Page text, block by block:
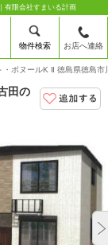
物件検索 お店へ連絡
有限会社すまいる計画
・ボヌールK Ⅱ 徳島県徳島
田の